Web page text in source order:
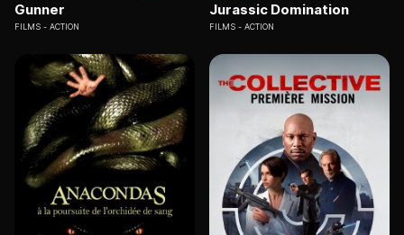
Gunner
FILMS ACTION
Jurassic Domination
FILMS ACTION